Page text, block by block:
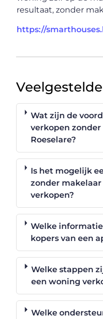
resultaat, zonder
https://
Wat zijn de
verkopen
Roeselare?
Is het mogelijk
zonder
verkopen?
Welke
kopers van een
Welke stappen
een woning
Welke